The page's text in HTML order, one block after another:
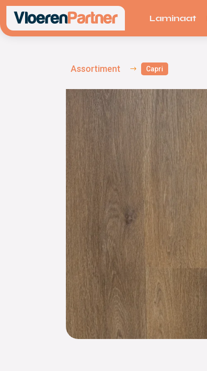
Laminaat
Assortiment $ Capri